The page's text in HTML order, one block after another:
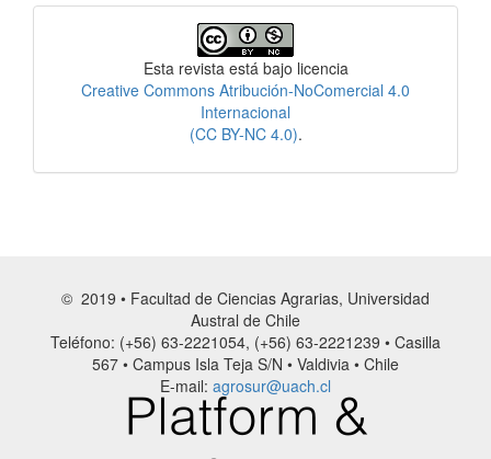
Esta revista está bajo licencia
Creative Commons Atribución-NoComercial 4.0
Internacional
(CC BY-NC 4.0).
© 2019 • Facultad de Ciencias Agrarias, Universidad
Austral de Chile
Teléfono: (+56) 63-2221054, (+56) 63-2221239 • Casilla
567 • Campus Isla Teja S/N • Valdivia • Chile
E-mail: agrosur@uach.cl